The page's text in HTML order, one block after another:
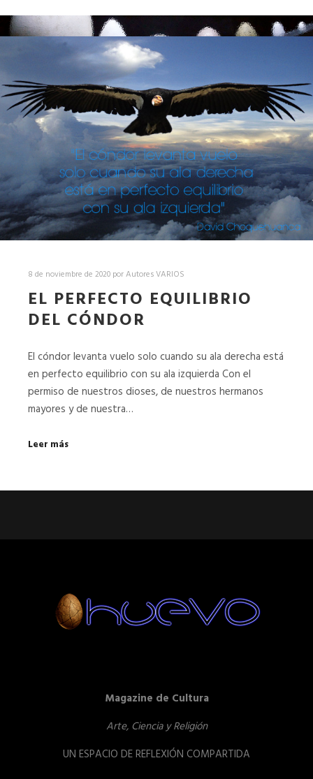
8 de noviembre de 2020 porAutores VARIOS
EL PERFECTO EQUILIBRIO
DEL CÓNDOR
El cóndor levanta vuelo solo cuando su ala derecha está
en perfecto equilibrio con su ala izquierda Con el
permiso de nuestros dioses, de nuestros hermanos
mayores y de nuestra…
Leer más
Magazine de Cultura
Arte, Ciencia y Religión
UN ESPACIO DE REFLEXIÓN COMPARTIDA